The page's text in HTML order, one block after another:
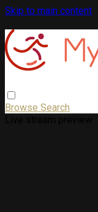
Skip to main content
Browse Search